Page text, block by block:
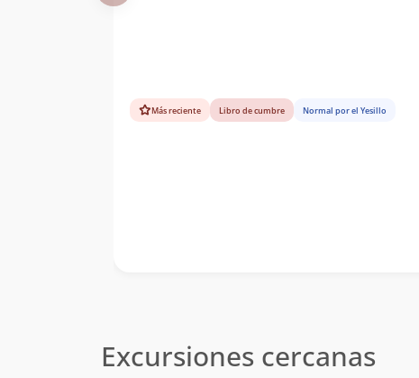
Más reciente Libro de cumbre Normal por el Yesillo
Excursiones cercanas